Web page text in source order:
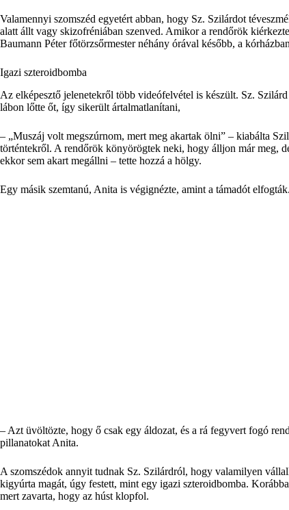
Valamennyi szomszéd egyetért abban, hogy Sz. Szilárdot
alatt állt vagy skizofréniában szenved. Amikor a rendőrök
Baumann Péter főtörzsőrmester néhány órával később, a
Igazi szteroidbomba
Az elképesztő jelenetekről több videófelvétel is készült. Sz.
lábon lőtte őt, így sikerült ártalmatlanítani,
– „Muszáj volt megszúrnom, mert meg akartak ölni” – kiabálta
történtekről. A rendőrök könyörögtek neki, hogy álljon már meg,
ekkor sem akart megállni – tette hozzá a hölgy.
Egy másik szemtanú, Anita is végignézte, amint a támadót elfogták.
– Azt üvöltözte, hogy ő csak egy áldozat, és a rá fegyvert fogó
pillanatokat Anita.
A szomszédok annyit tudnak Sz. Szilárdról, hogy valamilyen
kigyúrta magát, úgy festett, mint egy igazi szteroidbomba.
mert zavarta, hogy az húst klopfol.